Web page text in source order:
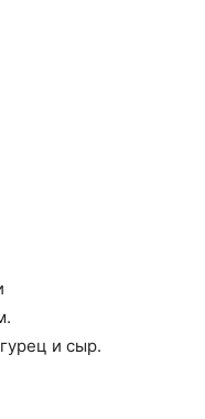
и сыр.